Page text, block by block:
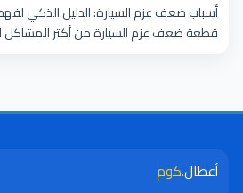
أسباب ضعف عزم السيارة: الدليل الذكي
قطعة ضعف عزم السيارة من أكتر المشاكل
أعطال.كوم